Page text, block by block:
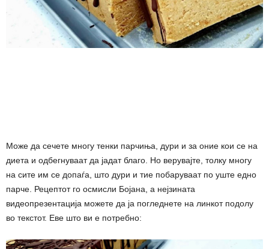
Може да сечете многу тенки парчиња, дури и за оние кои се на
диета и одбегнуваат да јадат благо. Но верувајте, толку многу
на сите им се допаѓа, што дури и тие побаруваат по уште едно
парче. Рецептот го осмисли Бојана, а нејзината
видеопрезентација можете да ја погледнете на линкот подолу
во текстот. Еве што ви е потребно: